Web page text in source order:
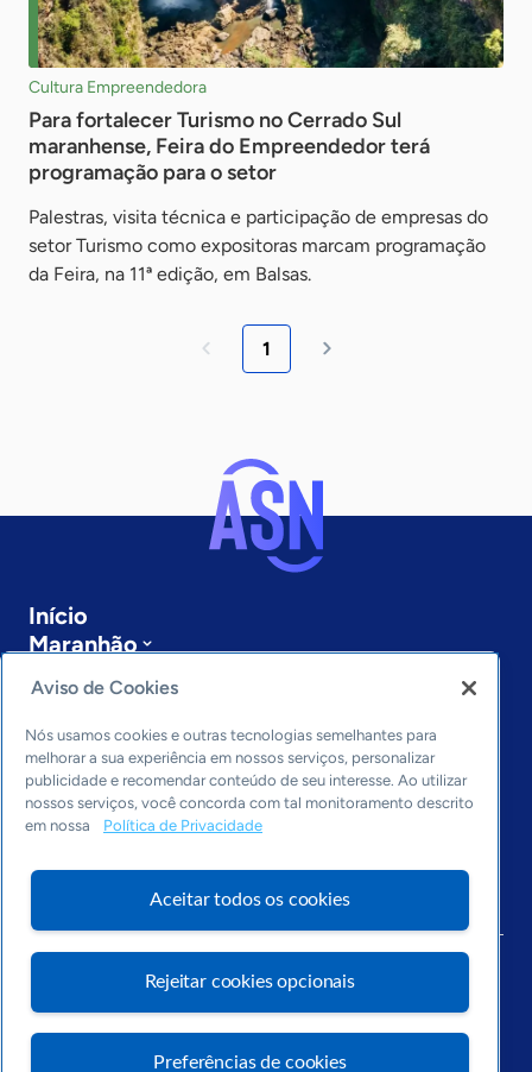
Cultura Empreendedora
Para fortalecer Turismo no Cerrado Sul
maranhense, Feira do Empreendedor terá
programação para o setor
Palestras, visita técnica e participação de empresas do
setor Turismo como expositoras marcam programação
da Feira, na 11ª edição, em Balsas.
1
Início
Maranhão
Últimas notícias
Entre em contato
Editorias
Economia & Política
Inovação & Tecnologia
Arquivo
Aviso de Cookies
Nós usamos cookies e outras tecnologias semelhantes para
melhorar a sua experiência em nossos serviços, personalizar
publicidade e recomendar conteúdo de seu interesse. Ao utilizar
nossos serviços, você concorda com tal monitoramento descrito
em nossa
Política de Privacidade
Aceitar todos os cookies
Rejeitar cookies opcionais
Preferências de cookies